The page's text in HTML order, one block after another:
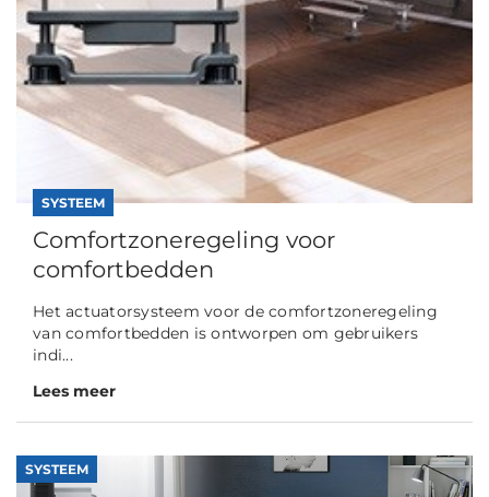
SYSTEEM
Comfortzoneregeling voor
comfortbedden
Het actuatorsysteem voor de comfortzoneregeling
van comfortbedden is ontworpen om gebruikers
indi...
Lees meer
SYSTEEM